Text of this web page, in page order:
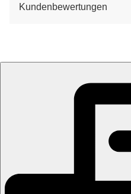
Kundenbewertungen